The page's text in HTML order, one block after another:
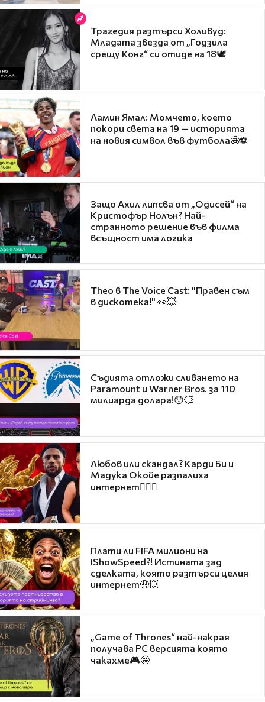
Трагедия разтърси Холивуд:
Младата звезда от „Годзила
срещу Конг“ си отиде на 18🕊️
Ламин Ямал: Момчето, което
покори света на 19 — историята
на новия символ във футбола🤩⚽
Защо Ахил липсва от „Одисей“ на
Кристофър Нолън? Най-
странното решение във филма
всъщност има логика
Theo в The Voice Cast: "Правен съм
в дискотека!" 👀💥
Съдията отложи сливането на
Paramount и Warner Bros. за 110
милиарда долара!😯💥
Любов или скандал? Карди Би и
Мадука Окойе разпалиха
интернет❤️‍🔥🔥
Плати ли FIFA милиони на
IShowSpeed?! Истината зад
сделката, която разтърси целия
интернет🤑💥
„Game of Thrones“ най-накрая
получава PC версията която
чакахме🎮🤩